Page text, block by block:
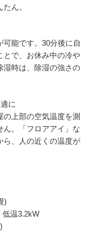
ん。
能です。30分後に自
とで、お休み中の冷や
湿時は、除湿の強さの
に
上部の空気温度を測
ん。「フロアアイ」な
ら、人の近くの温度が
)
低温3.2kW